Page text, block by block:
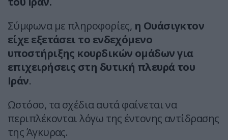
Σύμφωνα με πληροφορίες, η Ουάσιγκτον
είχε εξετάσει το ενδεχόμενο
υποστήριξης κουρδικών ομάδων για
επιχειρήσεις στη δυτική πλευρά του
Ιράν.
Ωστόσο, τα σχέδια αυτά φαίνεται να
περιπλέκονται λόγω της έντονης αντίδρασης
της Άγκυρας.